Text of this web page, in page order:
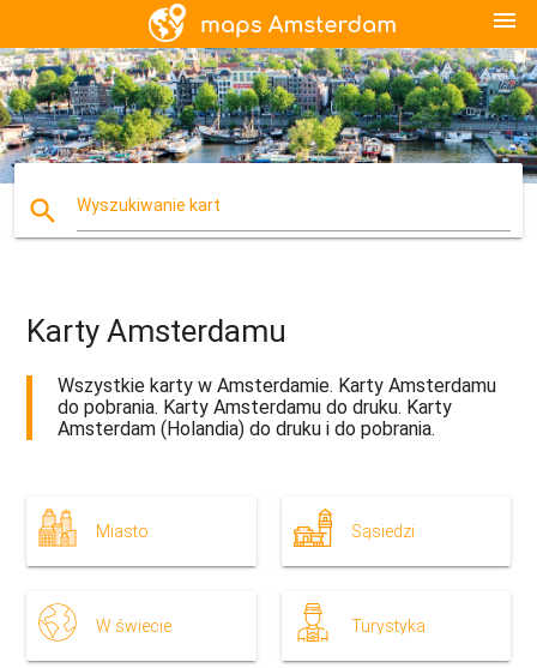
menu
search Wyszukiwanie kart
Karty Amsterdamu
Wszystkie karty w Amsterdamie. Karty Amsterdamu
do pobrania. Karty Amsterdamu do druku. Karty
Amsterdam (Holandia) do druku i do pobrania.
Miasto Sąsiedzi
W świecie Turystyka